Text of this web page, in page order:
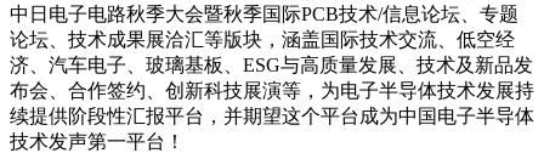
中日电子电路秋季大会暨秋季国际PCB技术/信息论坛、专题
论坛、技术成果展洽汇等版块，涵盖国际技术交流、低空经
济、汽车电子、玻璃基板、ESG与高质量发展、技术及新品发
布会、合作签约、创新科技展演等，为电子半导体技术发展持
续提供阶段性汇报平台，并期望这个平台成为中国电子半导体
技术发声第一平台！